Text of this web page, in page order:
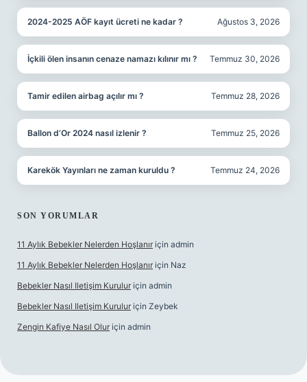
2024-2025 AÖF kayıt ücreti ne kadar ? Ağustos 3, 2026
İçkili ölen insanın cenaze namazı kılınır mı ? Temmuz 30, 2026
Tamir edilen airbag açılır mı ? Temmuz 28, 2026
Ballon d’Or 2024 nasıl izlenir ? Temmuz 25, 2026
Karekök Yayınları ne zaman kuruldu ? Temmuz 24, 2026
SON YORUMLAR
11 Aylık Bebekler Nelerden Hoşlanır için admin
11 Aylık Bebekler Nelerden Hoşlanır için Naz
Bebekler Nasıl Iletişim Kurulur için admin
Bebekler Nasıl Iletişim Kurulur için Zeybek
Zengin Kafiye Nasıl Olur için admin